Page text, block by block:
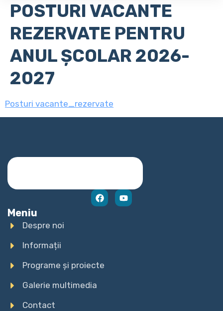
POSTURI VACANTE
REZERVATE PENTRU
ANUL ȘCOLAR 2026-
2027
Posturi vacante_rezervate
Meniu
Despre noi
Informații
Programe și proiecte
Galerie multimedia
Contact